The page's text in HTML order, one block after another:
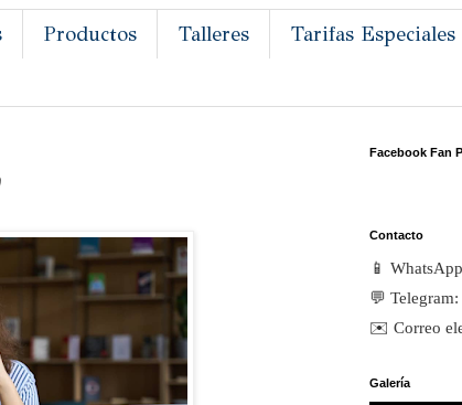
Productos Talleres
Tarifas Especiales
Facebook Fan
Contacto
📱
💬 Telegram:
✉️ Correo
Galería